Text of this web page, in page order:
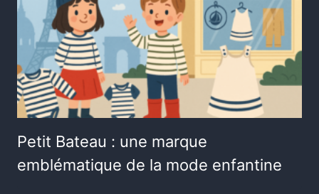
Petit Bateau : une marque
emblématique de la mode enfantine